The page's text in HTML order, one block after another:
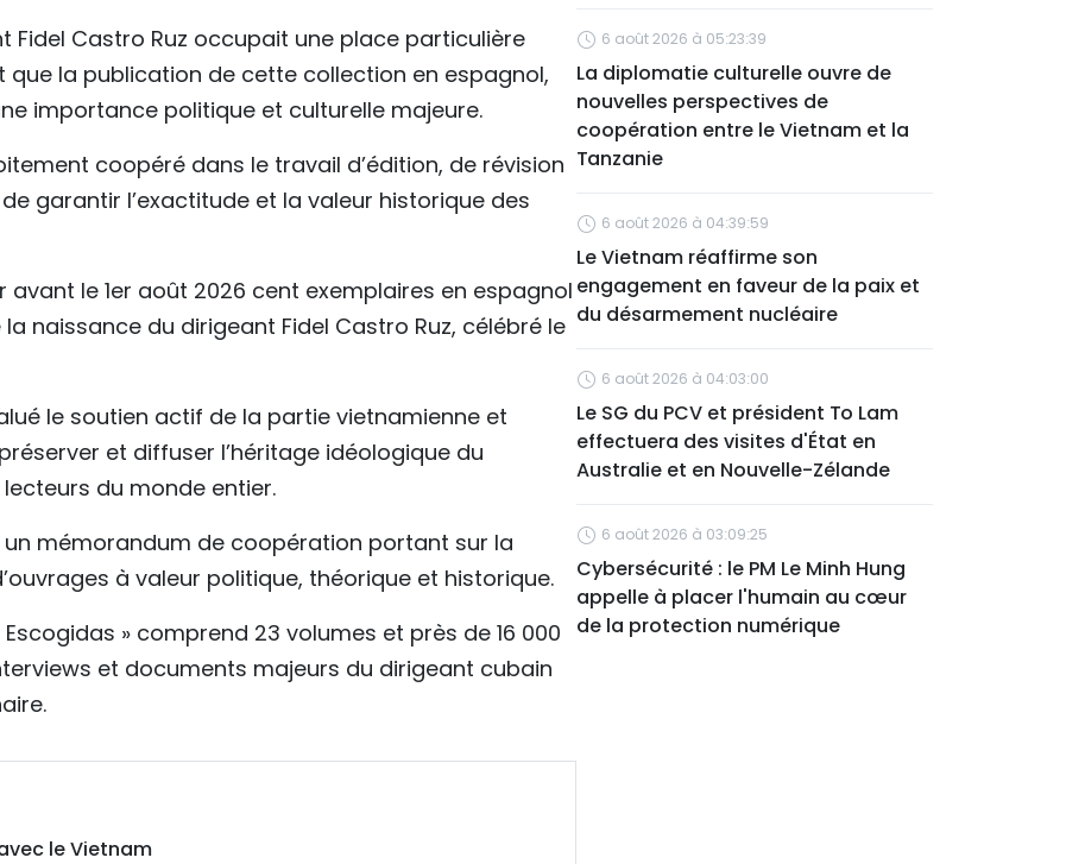
Fidel Castro Ruz occupait une place particulière
la publication de cette collection en espagnol,
importance politique et culturelle majeure.
coopéré dans le travail d’édition, de révision
garantir l’exactitude et la valeur historique des
avant le 1er août 2026 cent exemplaires en espagnol
naissance du dirigeant Fidel Castro Ruz, célébré le
le soutien actif de la partie vietnamienne et
et diffuser l’héritage idéologique du
du monde entier.
mémorandum de coopération portant sur la
à valeur politique, théorique et historique.
» comprend 23 volumes et près de 16 000
et documents majeurs du dirigeant cubain
le Vietnam
6 août 2026 à 05:23:39
La diplomatie culturelle ouvre de
nouvelles perspectives de
coopération entre le Vietnam et la
Tanzanie
6 août 2026 à 04:39:59
Le Vietnam réaffirme son
engagement en faveur de la paix et
du désarmement nucléaire
6 août 2026 à 04:03:00
Le SG du PCV et président To Lam
effectuera des visites d'État en
Australie et en Nouvelle-Zélande
6 août 2026 à 03:09:25
Cybersécurité : le PM Le Minh Hung
appelle à placer l'humain au cœur
de la protection numérique